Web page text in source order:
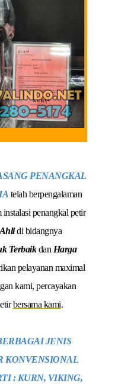
PENANGKAL
telah berpengalaman
instalasi penangkal petir
di bidangnya
Terbaikdan Harga
pelayanan maximal
kami, percayakan
bersama kami.
JENIS
KONVENSIONAL
: KURN, VIKING,